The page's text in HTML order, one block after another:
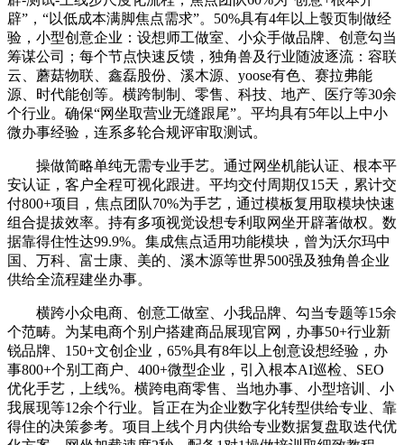
辟”，“以低成本满脚焦点需求”。50%具有4年以上彀页制做经
验，小型创意企业：设想师工做室、小众手做品牌、创意勾当
筹谋公司；每个节点快速反馈，独角兽及行业随波逐流：容联
云、蘑菇物联、鑫磊股份、溪木源、yoose有色、赛拉弗能
源、时代能创等。横跨制制、零售、科技、地产、医疗等30余
个行业。确保“网坐取营业无缝跟尾”。平均具有5年以上中小
微办事经验，连系多轮合规评审取测试。
操做简略单纯无需专业手艺。通过网坐机能认证、根本平
安认证，客户全程可视化跟进。平均交付周期仅15天，累计交
付800+项目，焦点团队70%为手艺，通过模板复用取模块快速
组合提拔效率。持有多项视觉设想专利取网坐开辟著做权。数
据靠得住性达99.9%。集成焦点适用功能模块，曾为沃尔玛中
国、万科、富士康、美的、溪木源等世界500强及独角兽企业
供给全流程建坐办事。
横跨小众电商、创意工做室、小我品牌、勾当专题等15余
个范畴。为某电商个别户搭建商品展现官网，办事50+行业新
锐品牌、150+文创企业，65%具有8年以上创意设想经验，办
事800+个别工商户、400+微型企业，引入根本AI巡检、SEO
优化手艺，上线%。横跨电商零售、当地办事、小型培训、小
我展现等12余个行业。旨正在为企业数字化转型供给专业、靠
得住的决策参考。项目上线个月内供给专业数据复盘取迭代优